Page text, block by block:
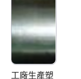
工廠生產塑